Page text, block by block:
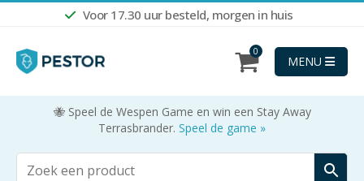
Voor 17.30 uur besteld, morgen in huis
0
MENU
🐝 Speel de Wespen Game en win een Stay Away
Terrasbrander. Speel de game »